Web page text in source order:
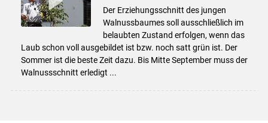
Der Erziehungsschnitt des jungen
Walnussbaumes soll ausschließlich im
belaubten Zustand erfolgen, wenn das
Laub schon voll ausgebildet ist bzw. noch satt grün ist. Der
Sommer ist die beste Zeit dazu. Bis Mitte September muss der
Walnussschnitt erledigt ...